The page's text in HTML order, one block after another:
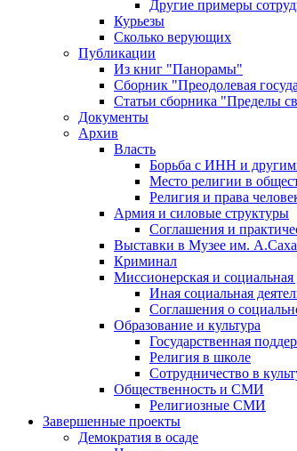
Другие примеры
Курьезы
Сколько верующих
Публикации
Из книг "Панорамы"
Сборник "Преодолевая
Статьи сборника "Пределы
Документы
Архив
Власть
Борьба с ИНН и
Место религии в
Религия и права
Армия и силовые структуры
Соглашения и
Выставки в Музее им.
Криминал
Миссионерская и социальная
Иная социальная
Соглашения о
Образование и культура
Государственная
Религия в школе
Сотрудничество в
Общественность и СМИ
Религиозные СМИ
Завершенные проекты
Демократия в осаде